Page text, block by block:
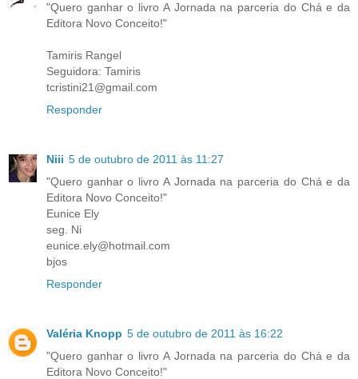
"Quero ganhar o livro A Jornada na parceria do Chá e da
Editora Novo Conceito!"
Tamiris Rangel
Seguidora: Tamiris
tcristini21@gmail.com
Responder
Niii 5 de outubro de 2011 às 11:27
"Quero ganhar o livro A Jornada na parceria do Chá e da
Editora Novo Conceito!"
Eunice Ely
seg. Ni
eunice.ely@hotmail.com
bjos
Responder
Valéria Knopp 5 de outubro de 2011 às 16:22
"Quero ganhar o livro A Jornada na parceria do Chá e da
Editora Novo Conceito!"